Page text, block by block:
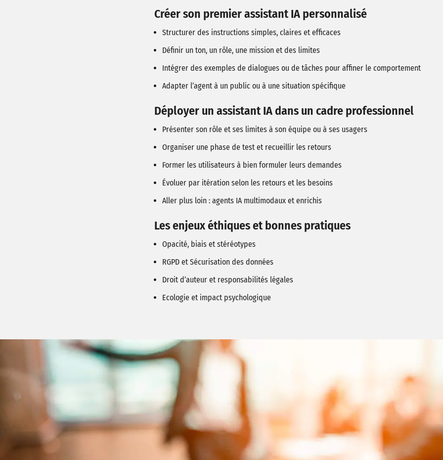
Créer son premier assistant IA personnalisé
Structurer des instructions simples, claires et efficaces
Définir un ton, un rôle, une mission et des limites
Intégrer des exemples de dialogues ou de tâches pour affiner le comportement
Adapter l’agent à un public ou à une situation spécifique
Déployer un assistant IA dans un cadre professionnel
Présenter son rôle et ses limites à son équipe ou à ses usagers
Organiser une phase de test et recueillir les retours
Former les utilisateurs à bien formuler leurs demandes
Évoluer par itération selon les retours et les besoins
Aller plus loin : agents IA multimodaux et enrichis
Les enjeux éthiques et bonnes pratiques
Opacité, biais et stéréotypes
RGPD et Sécurisation des données
Droit d’auteur et responsabilités légales
Ecologie et impact psychologique